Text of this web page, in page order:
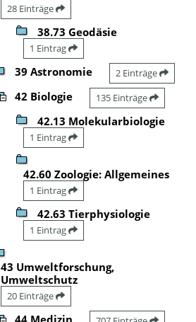
28 Einträge
38.73 Geodäsie
1 Eintrag
39 Astronomie 2 Einträge
42 Biologie 135 Einträge
42.13 Molekularbiologie
1 Eintrag
42.60 Zoologie: Allgemeines
1 Eintrag
42.63 Tierphysiologie
1 Eintrag
43 Umweltforschung,
Umweltschutz
20 Einträge
44 Medizin